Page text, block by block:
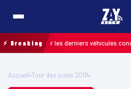
⚡ Breaking
retrouver les derniers véhicules concernés
Accueil›Tour des yoles 2019›